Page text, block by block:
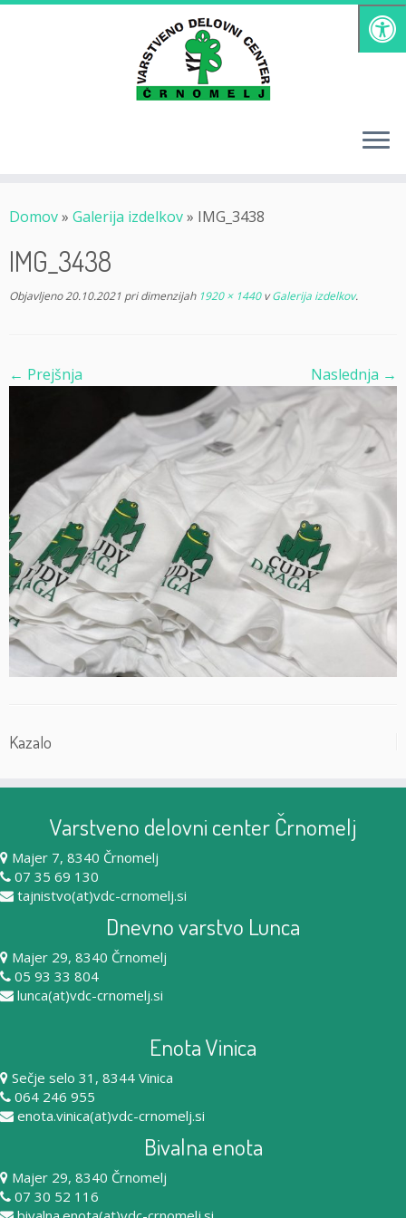
Skoči
Domov» Galerija izdelkov» IMG_3438
IMG_3438
Objavljeno20.10.2021 pri dimenzijah1920 × 1440vGalerija izdelkov.
← Prejšnja Naslednja →
Kazalo
Varstveno delovni center Črnomelj
Majer 7, 8340 Črnomelj
07 35 69 130
tajnistvo(at)vdc-crnomelj.si
Dnevno varstvo Lunca
Majer 29, 8340 Črnomelj
05 93 33 804
lunca(at)vdc-crnomelj.si
Enota Vinica
Sečje selo 31, 8344 Vinica
064 246 955
enota.vinica(at)vdc-crnomelj.si
Bivalna enota
Majer 29, 8340 Črnomelj
07 30 52 116